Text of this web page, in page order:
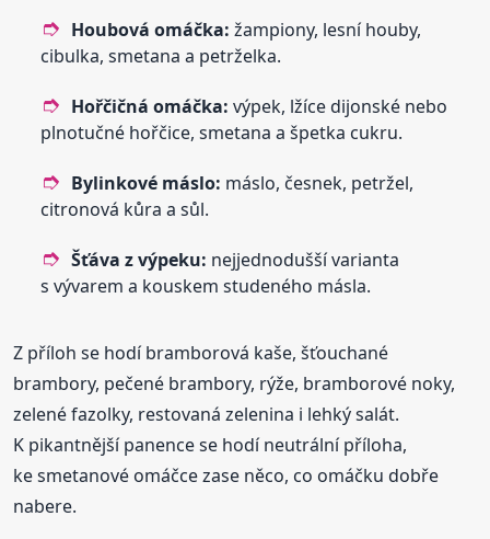
Houbová omáčka: žampiony, lesní houby,
cibulka, smetana a petrželka.
Hořčičná omáčka: výpek, lžíce dijonské nebo
plnotučné hořčice, smetana a špetka cukru.
Bylinkové máslo: máslo, česnek, petržel,
citronová kůra a sůl.
Šťáva z výpeku: nejjednodušší varianta
s vývarem a kouskem studeného másla.
Z příloh se hodí bramborová kaše, šťouchané
brambory, pečené brambory, rýže, bramborové noky,
zelené fazolky, restovaná zelenina i lehký salát.
K pikantnější panence se hodí neutrální příloha,
ke smetanové omáčce zase něco, co omáčku dobře
nabere.